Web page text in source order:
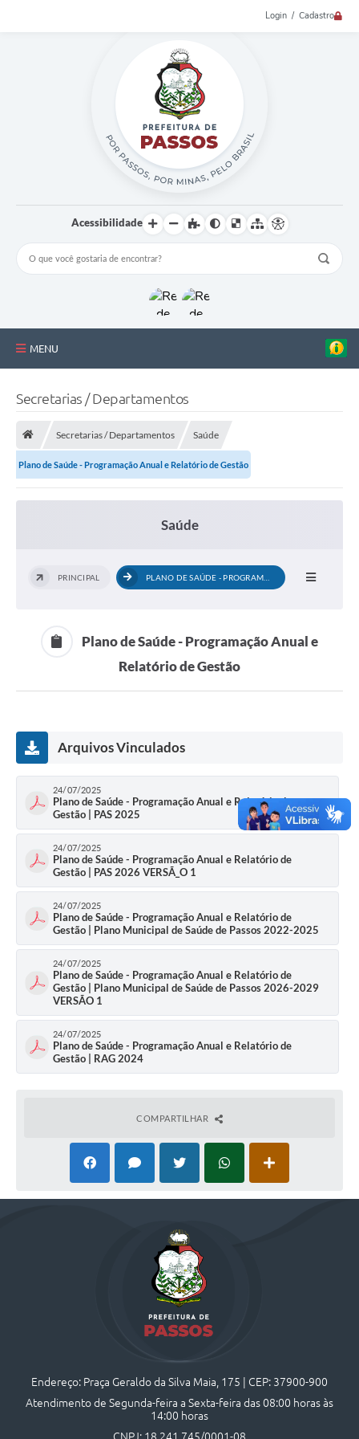
Login / Cadastro
Acessibilidade
MENU
Estrutura Administrativa
Secretarias / Departamentos
Secretarias / Departamentos Saúde
Plano de Saúde - Programação Anual e Relatório de Gestão
Saúde
PRINCIPAL
Plano de Saúde - Programação Anual e
Relatório de Gestão
Arquivos Vinculados
24/07/2025
Plano de Saúde - Programação Anual e Relatório de
Gestão | PAS 2025
24/07/2025
Plano de Saúde - Programação Anual e Relatório de
Gestão | PAS 2026 VERSÃ_O 1
24/07/2025
Plano de Saúde - Programação Anual e Relatório de
Gestão | Plano Municipal de Saúde de Passos 2022-2025
24/07/2025
Plano de Saúde - Programação Anual e Relatório de
Gestão | Plano Municipal de Saúde de Passos 2026-2029
VERSÃO 1
24/07/2025
Plano de Saúde - Programação Anual e Relatório de
Gestão | RAG 2024
COMPARTILHAR
Endereço: Praça Geraldo da Silva Maia, 175 | CEP: 37900-900
Atendimento de Segunda-feira a Sexta-feira das 08:00 horas às
14:00 horas